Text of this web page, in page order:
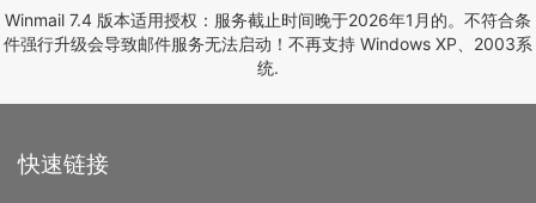
Winmail 7.4 版本适用授权：服务截止时间晚于2026年1月的。不符合条
件强行升级会导致邮件服务无法启动！不再支持 Windows XP、2003系
统.
快速链接